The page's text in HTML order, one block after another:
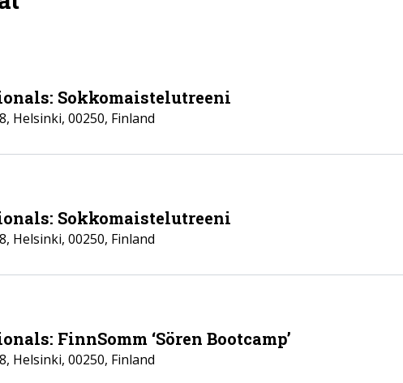
Sokkomaistelutreeni
, Helsinki, 00250, Finland
Sokkomaistelutreeni
, Helsinki, 00250, Finland
FinnSomm ‘Sören Bootcamp’
, Helsinki, 00250, Finland